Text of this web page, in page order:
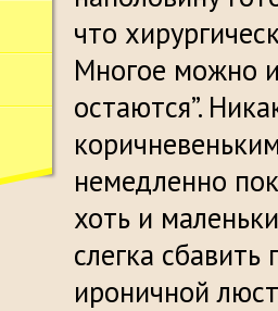
что
Многое можно
остаются”.
немедленно
хоть и
слегка
ироничной